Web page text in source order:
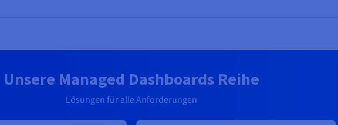
Unsere Managed Dashboards Reihe
Lösungen für alle Anforderungen